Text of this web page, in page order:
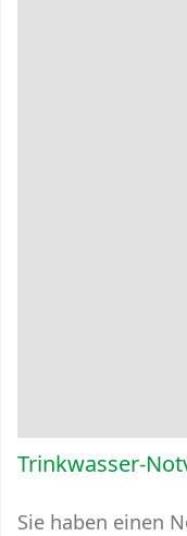
Trinkwasser-
Sie haben einen